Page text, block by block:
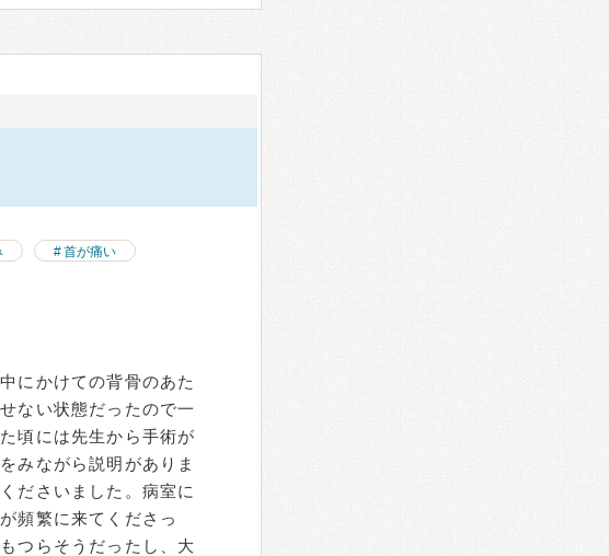
首が痛い
にかけての背骨のあた
ない状態だったので一
頃には先生から手術が
みながら説明がありま
ださいました。病室に
頻繁に来てくださっ
つらそうだったし、大